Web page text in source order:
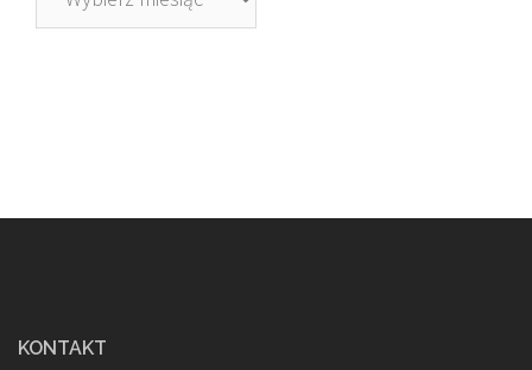
KONTAKT